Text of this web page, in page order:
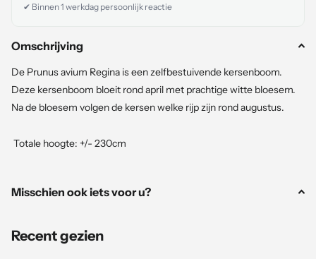
✔ Binnen 1 werkdag persoonlijk reactie
Omschrijving
De Prunus avium Regina is een zelfbestuivende kersenboom.
Deze kersenboom bloeit rond april met prachtige witte bloesem.
Na de bloesem volgen de kersen welke rijp zijn rond augustus.
Totale hoogte: +/- 230cm
Moestuinmest 1 KG of Mest emmertje voor fruitbomen en-
Misschien ook iets voor u?
Recent gezien